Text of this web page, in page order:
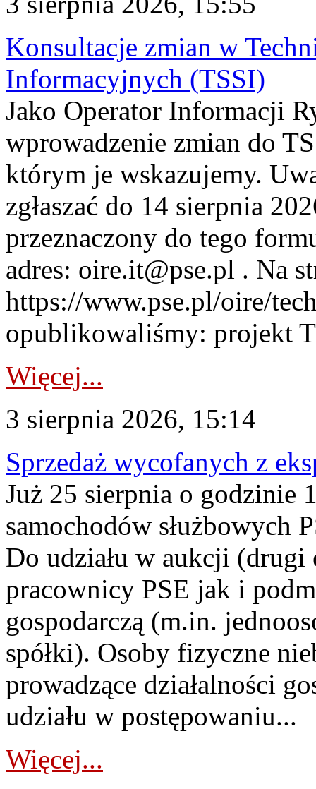
Konsultacje zmian w
Informacyjnych (TSSI)
Jako Operator Informacji
wprowadzenie zmian do
którym je wskazujemy.
zgłaszać do 14 sierpnia
przeznaczony do tego
adres: oire.it@pse.pl . Na
https://www.pse.pl/oire/
opublikowaliśmy: projekt
Więcej...
3 sierpnia 2026, 15:14
Sprzedaż wycofanych z
Już 25 sierpnia o godzinie
samochodów służbowych
Do udziału w aukcji (drugi
pracownicy PSE jak i
gospodarczą (m.in.
spółki). Osoby fizyczne
prowadzące działalności
udziału w postępowaniu...
Więcej...